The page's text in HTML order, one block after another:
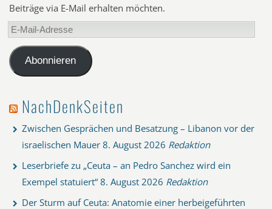
Beiträge via E-Mail erhalten möchten.
E-
Mail-
AdresseAbonnieren
NachDenkSeiten
Zwischen Gesprächen und Besatzung – Libanon vor der
israelischen Mauer 8. August 2026 Redaktion
Leserbriefe zu „Ceuta – an Pedro Sanchez wird ein
Exempel statuiert“ 8. August 2026 Redaktion
Der Sturm auf Ceuta: Anatomie einer herbeigeführten